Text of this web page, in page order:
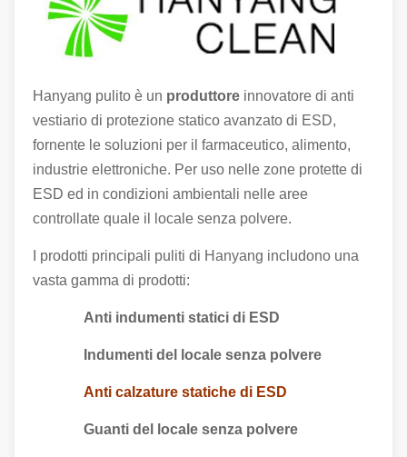
Hanyang pulito è un produttore innovatore di anti
vestiario di protezione statico avanzato di ESD,
fornente le soluzioni per il farmaceutico, alimento,
industrie elettroniche. Per uso nelle zone protette di
ESD ed in condizioni ambientali nelle aree
controllate quale il locale senza polvere.
I prodotti principali puliti di Hanyang includono una
vasta gamma di prodotti:
Anti indumenti statici di ESD
Indumenti del locale senza polvere
Anti calzature statiche di ESD
Guanti del locale senza polvere